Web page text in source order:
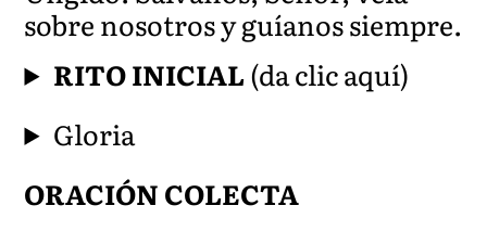
sobre nosotros y guíanos siempre.
RITO INICIAL(da clic aquí)
Gloria
ORACIÓN COLECTA